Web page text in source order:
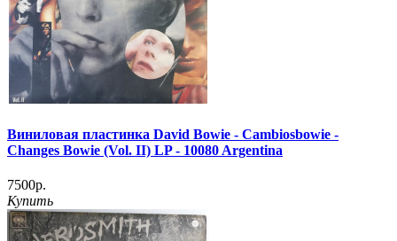
Виниловая пластинка David Bowie - Cambiosbowie -
Changes Bowie (Vol. II) LP - 10080 Argentina
7500р.
Купить